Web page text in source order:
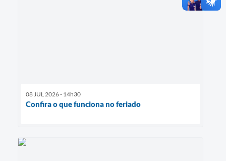
08 JUL 2026 - 14h30
Confira o que funciona no feriado